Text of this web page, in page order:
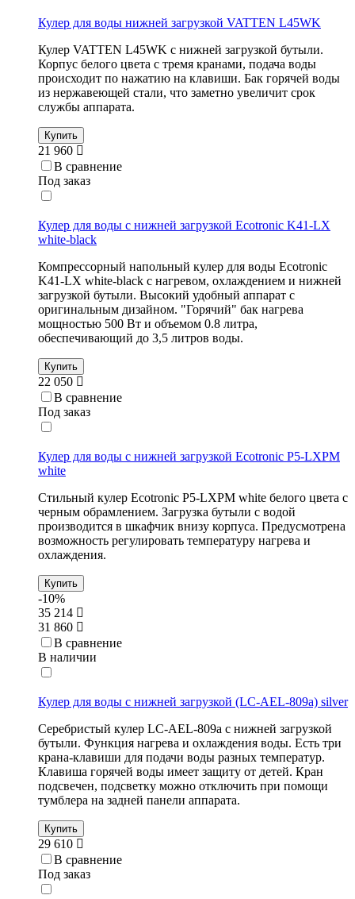
Кулер для воды нижней загрузкой VATTEN L45WK
Кулер VATTEN L45WK с нижней загрузкой бутыли.
Корпус белого цвета с тремя кранами, подача воды
происходит по нажатию на клавиши. Бак горячей воды
из нержавеющей стали, что заметно увеличит срок
службы аппарата.
Купить
21 960
В сравнение
Под заказ
Кулер для воды с нижней загрузкой Ecotronic K41-LX
white-black
Компрессорный напольный кулер для воды Ecotronic
K41-LX white-black с нагревом, охлаждением и нижней
загрузкой бутыли. Высокий удобный аппарат с
оригинальным дизайном. "Горячий" бак нагрева
мощностью 500 Вт и объемом 0.8 литра,
обеспечивающий до 3,5 литров воды.
Купить
22 050
В сравнение
Под заказ
Кулер для воды с нижней загрузкой Ecotronic P5-LXPM
white
Стильный кулер Ecotronic P5-LXPM white белого цвета с
черным обрамлением. Загрузка бутыли с водой
производится в шкафчик внизу корпуса. Предусмотрена
возможность регулировать температуру нагрева и
охлаждения.
Купить
-10%
35 214
31 860
В сравнение
В наличии
Кулер для воды с нижней загрузкой (LC-AEL-809a) silver
Серебристый кулер LC-AEL-809a с нижней загрузкой
бутыли. Функция нагрева и охлаждения воды. Есть три
крана-клавиши для подачи воды разных температур.
Клавиша горячей воды имеет защиту от детей. Кран
подсвечен, подсветку можно отключить при помощи
тумблера на задней панели аппарата.
Купить
29 610
В сравнение
Под заказ